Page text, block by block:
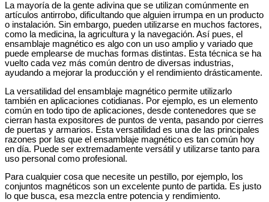
La mayoría de la gente adivina que se utilizan comúnmente en
artículos antirrobo, dificultando que alguien irrumpa en un producto
o instalación. Sin embargo, pueden utilizarse en muchos factores,
como la medicina, la agricultura y la navegación. Así pues, el
ensamblaje magnético es algo con un uso amplio y variado que
puede emplearse de muchas formas distintas. Esta técnica se ha
vuelto cada vez más común dentro de diversas industrias,
ayudando a mejorar la producción y el rendimiento drásticamente.
La versatilidad del ensamblaje magnético permite utilizarlo
también en aplicaciones cotidianas. Por ejemplo, es un elemento
común en todo tipo de aplicaciones, desde contenedores que se
cierran hasta expositores de puntos de venta, pasando por cierres
de puertas y armarios. Esta versatilidad es una de las principales
razones por las que el ensamblaje magnético es tan común hoy
en día. Puede ser extremadamente versátil y utilizarse tanto para
uso personal como profesional.
Para cualquier cosa que necesite un pestillo, por ejemplo, los
conjuntos magnéticos son un excelente punto de partida. Es justo
lo que busca, esa mezcla entre potencia y rendimiento.